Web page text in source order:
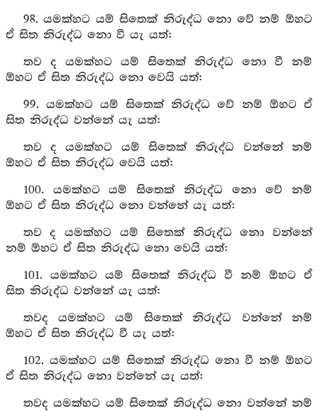
98. යමක්හට යම් සිතෙක් නිරුද්ධ නො වේ නම් ඕහට
ඒ සිත නිරුද්ධ නො වී යැ යත්:
තව ද යමක්හට යම් සිතෙක් නිරුද්ධ නො වී නම්
ඕහට ඒ සිත නිරුද්ධ නො වෙයි යත්:
99. යමක්හට යම් සිතෙක් නිරුද්ධ වේ නම් ඕහට ඒ
සිත නිරුද්ධ වන්නේ යැ යත්:
තව ද යමක්හට යම් සිතෙක් නිරුද්ධ වන්නේ නම්
ඕහට ඒ සිත නිරුද්ධ වෙයි යත්:
100. යමක්හට යම් සිතෙක් නිරුද්ධ නො වේ නම්
ඕහට ඒ සිත නිරුද්ධ නො වන්නේ යැ යත්:
තව ද යමක්හට යම් සිතෙක් නිරුද්ධ නො වන්නේ
නම් ඕහට ඒ සිත නිරුද්ධ නො වෙයි යත්:
101. යමක්හට යම් සිතෙක් නිරුද්ධ වී නම් ඕහට ඒ
සිත නිරුද්ධ වන්නේ යැ යත්:
තවද යමක්හට යම් සිතෙක් නිරුද්ධ වන්නේ නම්
ඕහට ඒ සිත නිරුද්ධ වී යැ යත්:
102. යමක්හට යම් සිතෙක් නිරුද්ධ නො වී නම් ඕහට
ඒ සිත නිරුද්ධ නො වන්නේ යැ යත්:
තවද යමක්හට යම් සිතෙක් නිරුද්ධ නො වන්නේ නම්